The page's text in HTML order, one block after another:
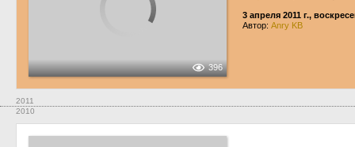
396
3 апреля 2011 г.,
Автор: Anry KB
2011
2010